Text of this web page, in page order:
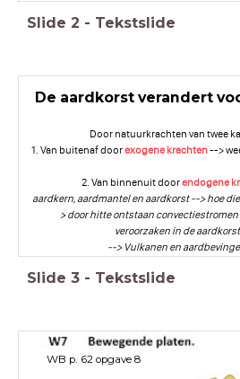
Slide 2 - Tekstslide
De aardkorst verandert
Door natuurkrachten van twee
1. Van buitenaf doorexogene krachten-->
2. Van binnenuit doorendogene
aardkern, aardmantel en aardkorst --> hoe
> door hitte ontstaan
veroorzaken in de aardkorst
--> Vulkanen en
Slide 3 - Tekstslide
WB p. 62 opgave 8